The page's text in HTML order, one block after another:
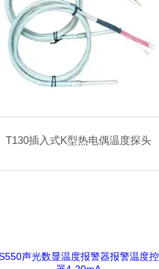
T130插入式K型热电偶温度探头